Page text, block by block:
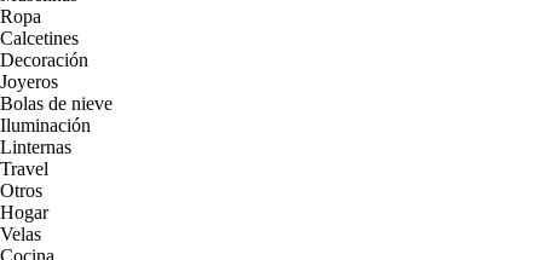
Ropa
Calcetines
Decoración
Joyeros
Bolas de nieve
Iluminación
Linternas
Travel
Otros
Hogar
Velas
Cocina